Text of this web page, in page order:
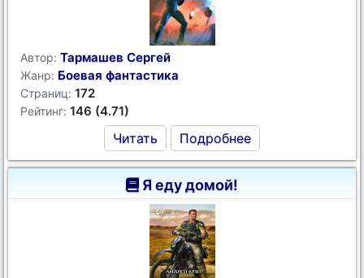
Автор: Тармашев Сергей
Жанр: Боевая фантастика
Страниц: 172
Рейтинг: 146 (4.71)
Читать Подробнее
Я еду домой!